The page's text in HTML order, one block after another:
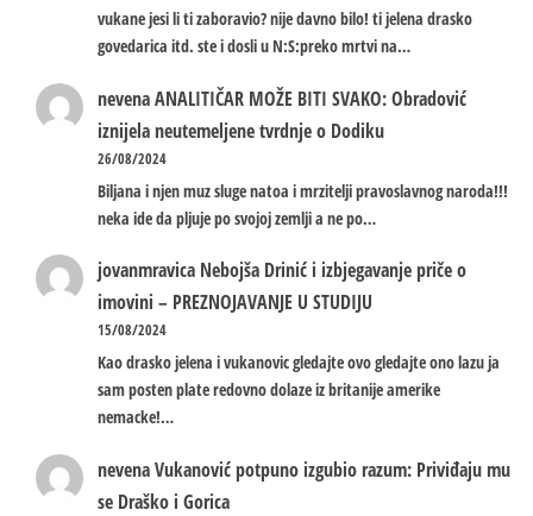
vukane jesi li ti zaboravio? nije davno bilo! ti jelena drasko
govedarica itd. ste i dosli u N:S:preko mrtvi na…
nevenaANALITIČAR MOŽE BITI SVAKO: Obradović
iznijela neutemeljene tvrdnje o Dodiku
26/08/2024
Biljana i njen muz sluge natoa i mrzitelji pravoslavnog naroda!!!
neka ide da pljuje po svojoj zemlji a ne po…
jovanmravica Nebojša Drinić i izbjegavanje priče o
imovini – PREZNOJAVANJE U STUDIJU
15/08/2024
Kao drasko jelena i vukanovic gledajte ovo gledajte ono lazu ja
sam posten plate redovno dolaze iz britanije amerike
nemacke!…
nevenaVukanović potpuno izgubio razum: Priviđaju mu
se Draško i Gorica